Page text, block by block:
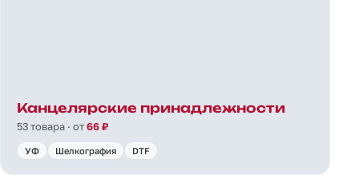
Канцелярские принадлежности
53 товара · от66 ₽
УФ Шелкография DTF